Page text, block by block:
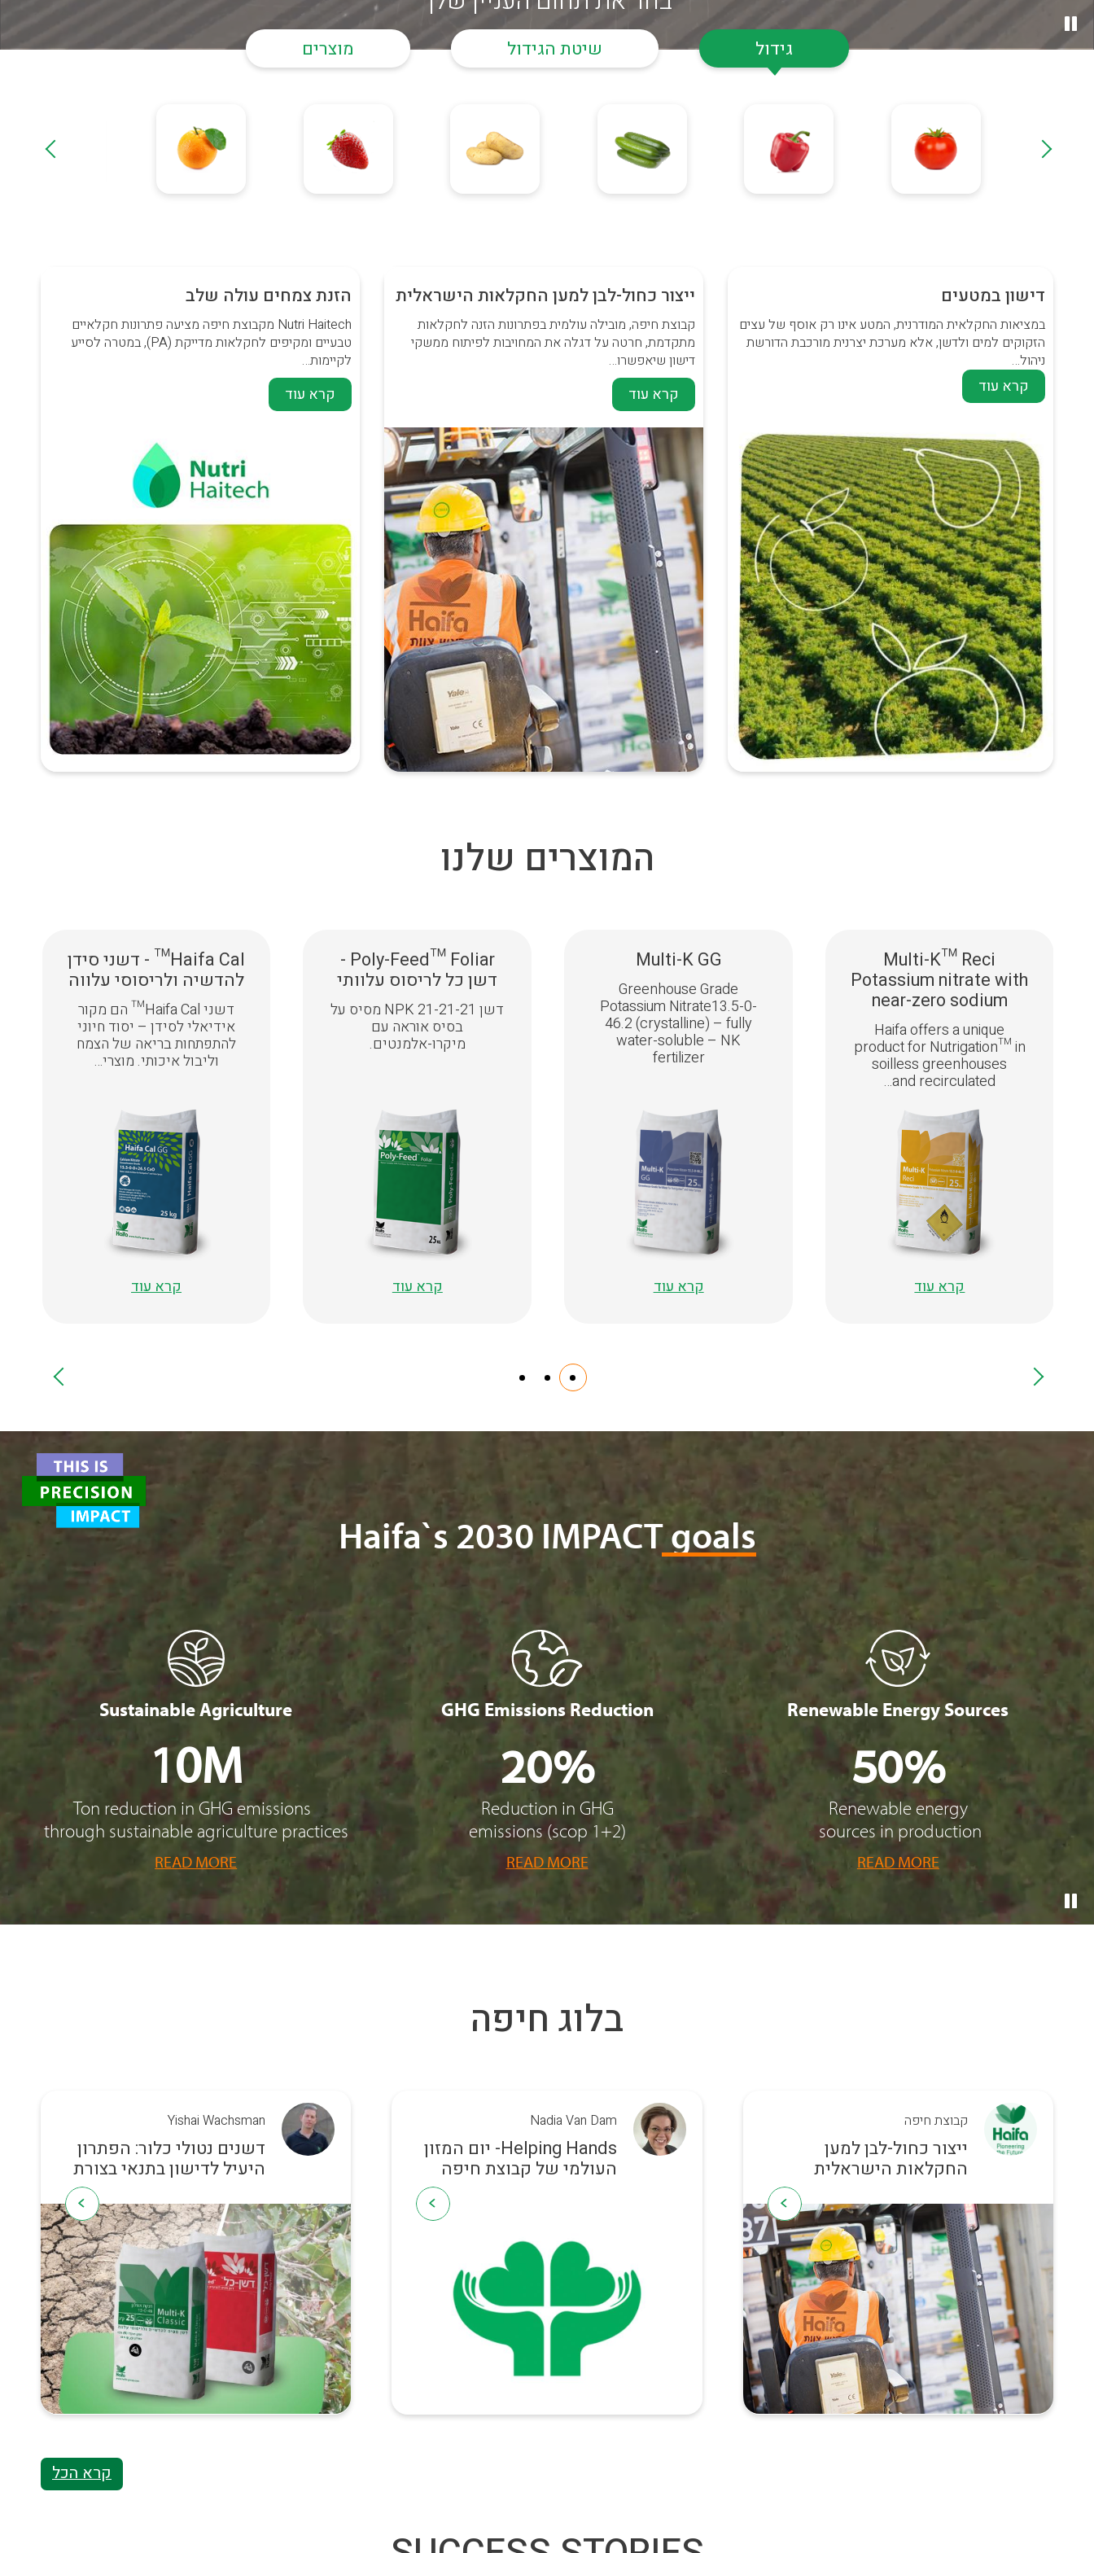
גידול שיטת הגידול מוצרים
דישון במטעים
במציאות החקלאית המודרנית, המטע אינו רק אוסף של עצים
הזקוקים למים ולדשן, אלא מערכת יצרנית מורכבת הדורשת
ניהול…
קרא עוד
ייצור כחול-לבן למען החקלאות הישראלית
קבוצת חיפה, מובילה עולמית בפתרונות הזנה לחקלאות
מתקדמת, חרטה על דגלה את המחויבות לפיתוח ממשקי
דישון שיאפשרו…
קרא עוד
הזנת צמחים עולה שלב
Nutri Haitech מקבוצת חיפה מציעה פתרונות חקלאיים
טבעיים ומקיפים לחקלאות מדייקת (PA), במטרה לסייע
לקיימות…
קרא עוד
המוצרים שלנו
Multi-K™ Reci
Potassium nitrate with
near-zero sodium
Haifa offers a unique
product for Nutrigation™ in
soilless greenhouses
and recirculated…
קרא עוד
Multi-K GG
Greenhouse Grade
Potassium Nitrate13.5-0-
46.2 (crystalline) – fully
water-soluble – NK
fertilizer
קרא עוד
Poly-Feed™ Foliar -
דשן כל לריסוס עלוותי
דשן NPK 21-21-21 מסיס על
בסיס אוראה עם
מיקרו-אלמנטים.
קרא עוד
Haifa Cal™ - דשני סידן
להדשיה ולריסוסי עלווה
דשני Haifa Cal™ הם מקור
אידיאלי לסידן – יסוד חיוני
להתפתחות בריאה של הצמח
וליבול איכותי. מוצרי…
קרא עוד
Haifa`s 2030 IMPACT goals
Renewable Energy Sources
50%
Renewable energy
sources in production
READ MORE
GHG Emissions Reduction
20%
Reduction in GHG
emissions (scop 1+2)
READ MORE
Sustainable Agriculture
10M
Ton reduction in GHG emissions
through sustainable agriculture practices
READ MORE
בלוג חיפה
קבוצת חיפה
ייצור כחול-לבן למען
החקלאות הישראלית
Nadia Van Dam
Helping Hands- יום המזון
העולמי של קבוצת חיפה
Yishai Wachsman
דשנים נטולי כלור: הפתרון
היעיל לדישון בתנאי בצורת
קרא הכל